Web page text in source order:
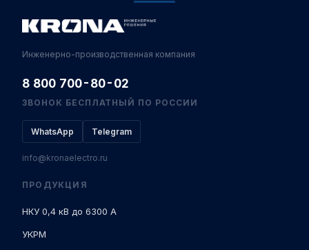
Инженерно-производственная компания
8 800 700-80-02
ЗВОНОК БЕСПЛАТНЫЙ ПО РОССИИ
WhatsApp Telegram
info@kronaelectro.ru
ПРОДУКЦИЯ
НКУ 0,4 кВ до 6300 А
УКРМ